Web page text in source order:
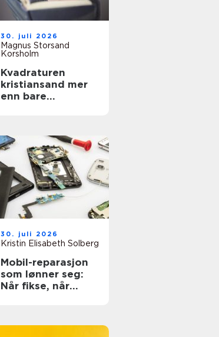
30. juli 2026
Magnus Storsand
Korsholm
Kvadraturen
kristiansand mer
enn bare
30. juli 2026
Kristin Elisabeth Solberg
Mobil-reparasjon
som lønner seg:
Når fikse, når